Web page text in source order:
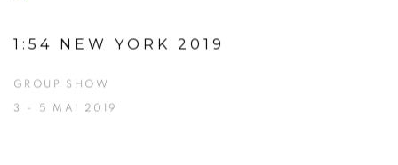
1:54 NEW YORK 2019
GROUP SHOW
3 - 5 MAI 2019